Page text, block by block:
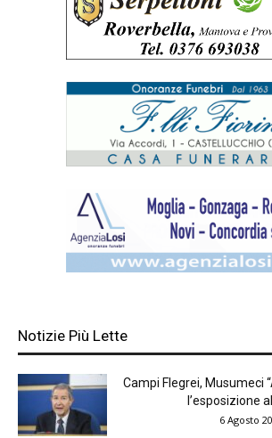
Notizie Più Lette
Campi Flegrei, Musumeci
l’esposizione
6 Agosto